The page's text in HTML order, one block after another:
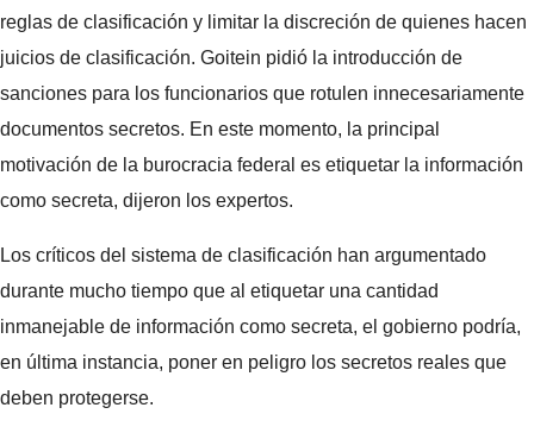
reglas de clasificación y limitar la discreción de quienes hacen
juicios de clasificación. Goitein pidió la introducción de
sanciones para los funcionarios que rotulen innecesariamente
documentos secretos. En este momento, la principal
motivación de la burocracia federal es etiquetar la información
como secreta, dijeron los expertos.
Los críticos del sistema de clasificación han argumentado
durante mucho tiempo que al etiquetar una cantidad
inmanejable de información como secreta, el gobierno podría,
en última instancia, poner en peligro los secretos reales que
deben protegerse.